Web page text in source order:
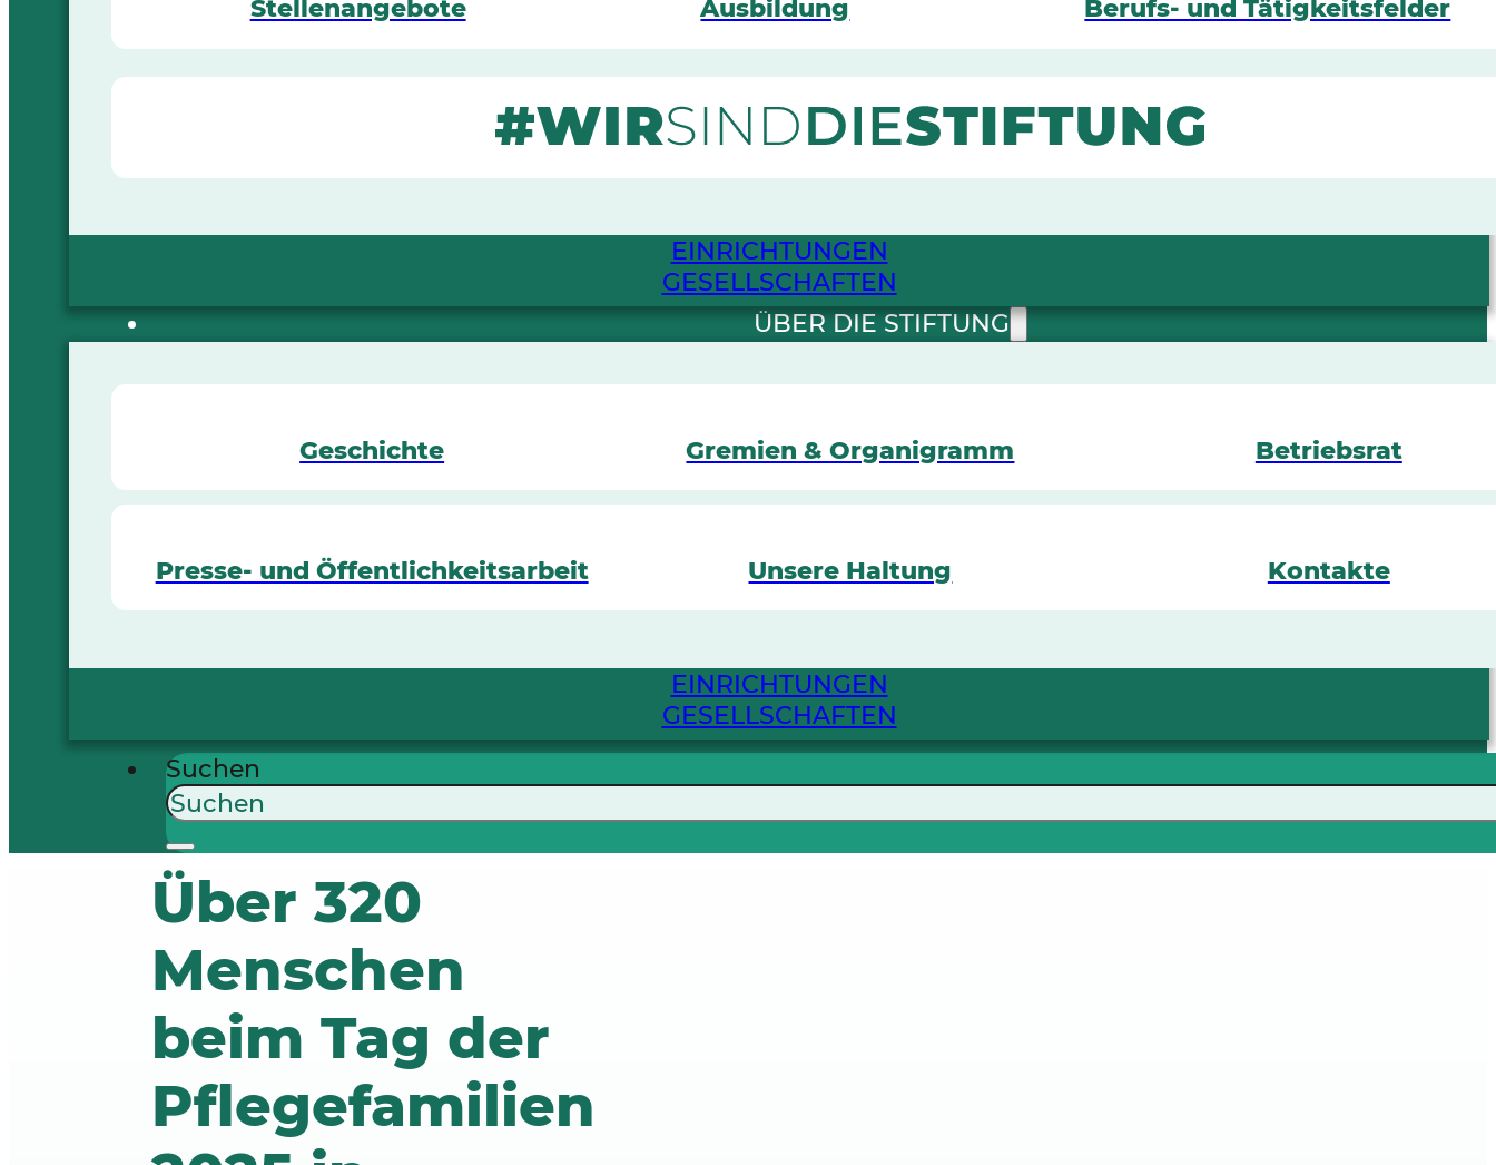
Stellenangebote Ausbildung Berufs- und Tätigkeitsfelder
EINRICHTUNGEN
GESELLSCHAFTEN
ÜBER DIE STIFTUNG
Geschichte Gremien & Organigramm Betriebsrat
Presse- und Öffentlichkeitsarbeit Unsere Haltung Kontakte
EINRICHTUNGEN
GESELLSCHAFTEN
Suchen
Über 320
Menschen
beim Tag der
Pflegefamilien